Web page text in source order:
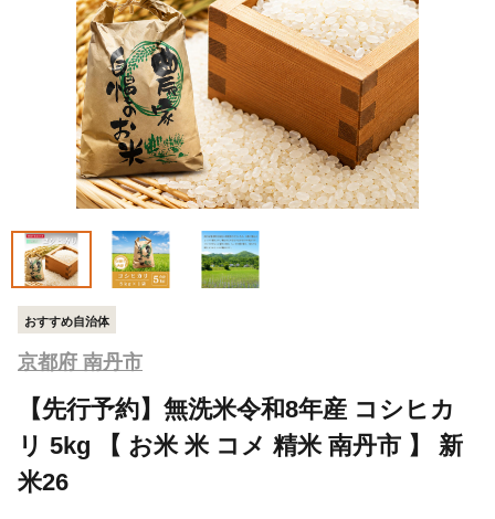
おすすめ自治体
京都府 南丹市
【先行予約】無洗米令和8年産 コシヒカ
リ 5kg 【 お米 米 コメ 精米 南丹市 】 新
米26